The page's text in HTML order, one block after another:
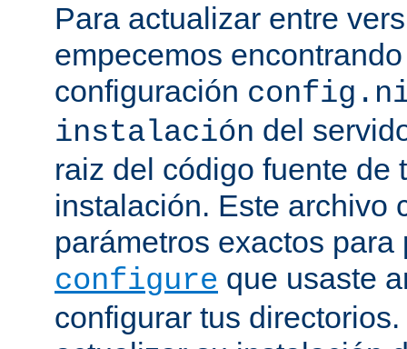
Para actualizar entre
empecemos
configuración
instalación del
raiz del código fuente de
instalación. Este archivo
parámetros exactos para
configure que usaste
configurar tus